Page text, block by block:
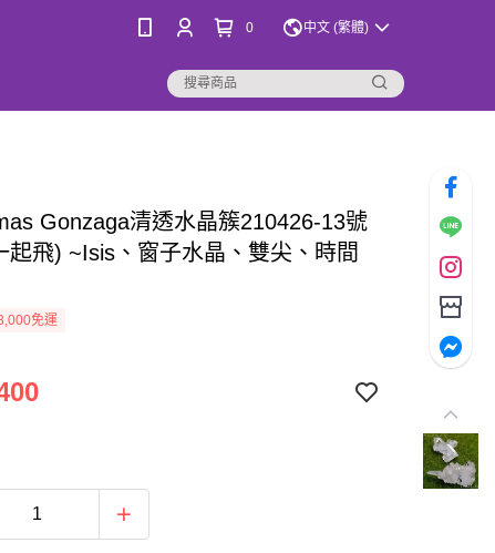
0 中文 (繁體)
Gonzaga清透水晶簇210426-13號
起飛) ~Isis、窗子水晶、雙尖、時間
免運